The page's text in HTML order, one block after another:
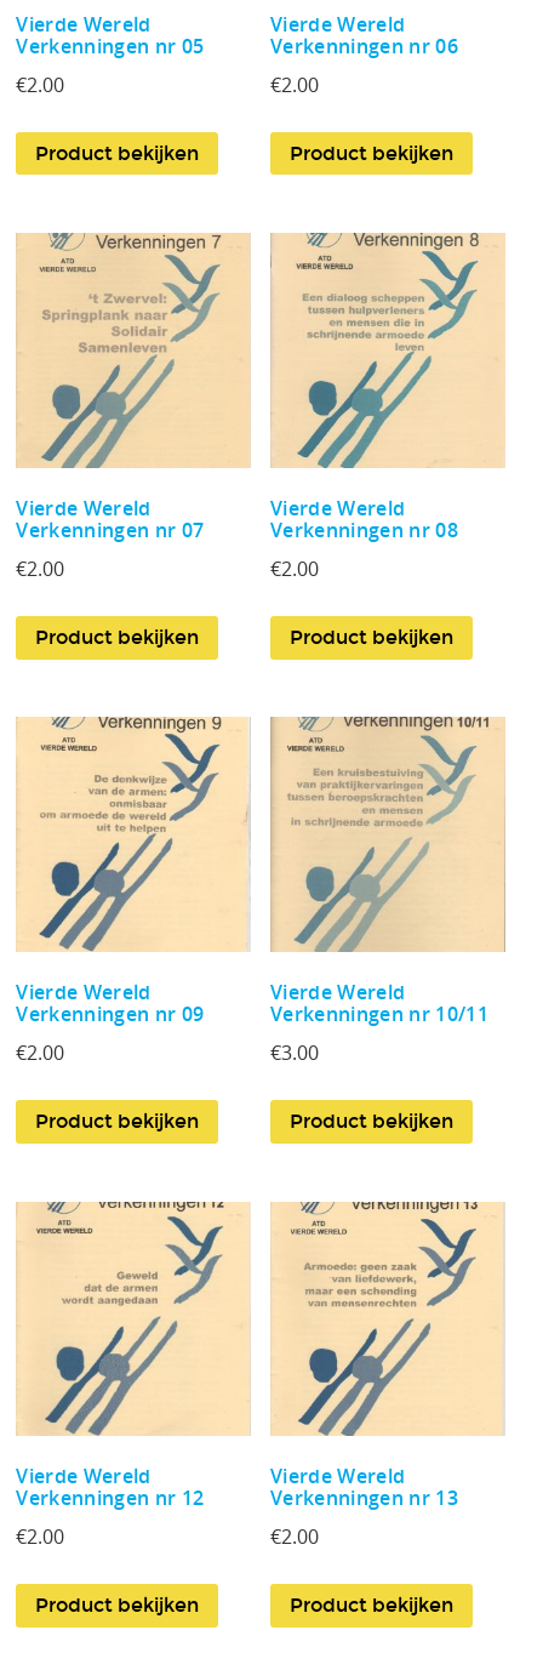
Vierde Wereld
Verkenningen nr 05
€2.00
Product bekijken
Vierde Wereld
Verkenningen nr 06
€2.00
Product bekijken
Vierde Wereld
Verkenningen nr 07
€2.00
Product bekijken
Vierde Wereld
Verkenningen nr 08
€2.00
Product bekijken
Vierde Wereld
Verkenningen nr 09
€2.00
Product bekijken
Vierde Wereld
Verkenningen nr 10/11
€3.00
Product bekijken
Vierde Wereld
Verkenningen nr 12
€2.00
Product bekijken
Vierde Wereld
Verkenningen nr 13
€2.00
Product bekijken